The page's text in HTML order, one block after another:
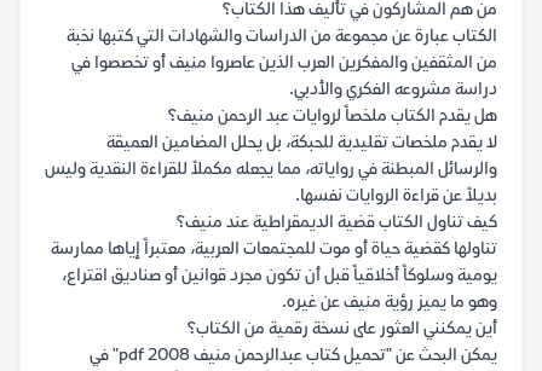
من هم المشاركون في تأليف هذا الكتاب؟
الكتاب عبارة عن مجموعة من الدراسات والشهادات التي كتبها نخبة
من المثقفين والمفكرين العرب الذين عاصروا منيف أو تخصصوا في
دراسة مشروعه الفكري والأدبي.
هل يقدم الكتاب ملخصاً لروايات عبد الرحمن منيف؟
لا يقدم ملخصات تقليدية للحبكة، بل يحلل المضامين العميقة
والرسائل المبطنة في رواياته، مما يجعله مكملاً للقراءة النقدية وليس
بديلاً عن قراءة الروايات نفسها.
كيف تناول الكتاب قضية الديمقراطية عند منيف؟
تناولها كقضية حياة أو موت للمجتمعات العربية، معتبراً إياها ممارسة
يومية وسلوكاً أخلاقياً قبل أن تكون مجرد قوانين أو صناديق اقتراع،
وهو ما يميز رؤية منيف عن غيره.
أين يمكنني العثور على نسخة رقمية من الكتاب؟
يمكن البحث عن "تحميل كتاب عبدالرحمن منيف 2008 pdf" في